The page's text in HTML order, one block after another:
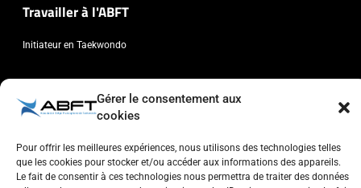
Gérer le consentement aux
cookies
Pour offrir les meilleures expériences, nous utilisons des technologies telles
que les cookies pour stocker et/ou accéder aux informations des appareils.
Le fait de consentir à ces technologies nous permettra de traiter des données
Travailler à l'ABFT
Initiateur en Taekwondo
Contact
Association Belge Francophone de Taekwondo
info@abft.be
+32 (0)2 347 34 77